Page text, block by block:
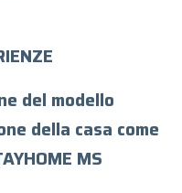
del modello
della casa come
MS